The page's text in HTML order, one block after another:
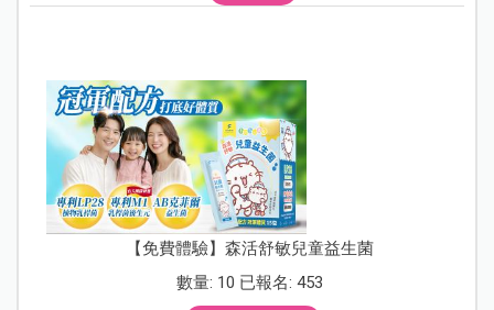
【免費體驗】森活舒敏兒童益生菌
數量: 10 已報名: 453